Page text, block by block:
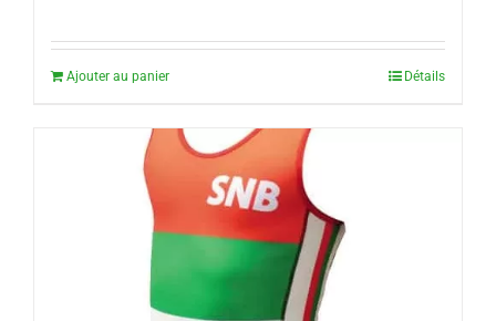
Ajouter au panier Détails